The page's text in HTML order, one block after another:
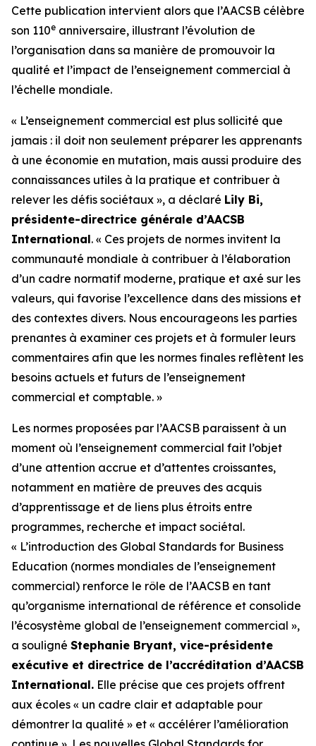
Cette publication intervient alors que l’AACSB célèbre
son 110e anniversaire, illustrant l’évolution de
l’organisation dans sa manière de promouvoir la
qualité et l’impact de l’enseignement commercial à
l’échelle mondiale.
« L’enseignement commercial est plus sollicité que
jamais : il doit non seulement préparer les apprenants
à une économie en mutation, mais aussi produire des
connaissances utiles à la pratique et contribuer à
relever les défis sociétaux », a déclaré Lily Bi,
présidente-directrice générale d’AACSB
International. « Ces projets de normes invitent la
communauté mondiale à contribuer à l’élaboration
d’un cadre normatif moderne, pratique et axé sur les
valeurs, qui favorise l’excellence dans des missions et
des contextes divers. Nous encourageons les parties
prenantes à examiner ces projets et à formuler leurs
commentaires afin que les normes finales reflètent les
besoins actuels et futurs de l’enseignement
commercial et comptable. »
Les normes proposées par l’AACSB paraissent à un
moment où l’enseignement commercial fait l’objet
d’une attention accrue et d’attentes croissantes,
notamment en matière de preuves des acquis
d’apprentissage et de liens plus étroits entre
programmes, recherche et impact sociétal.
« L’introduction des Global Standards for Business
Education (normes mondiales de l’enseignement
commercial) renforce le rôle de l’AACSB en tant
qu’organisme international de référence et consolide
l’écosystème global de l’enseignement commercial »,
a souligné Stephanie Bryant, vice-présidente
exécutive et directrice de l’accréditation d’AACSB
International. Elle précise que ces projets offrent
aux écoles « un cadre clair et adaptable pour
démontrer la qualité » et « accélérer l’amélioration